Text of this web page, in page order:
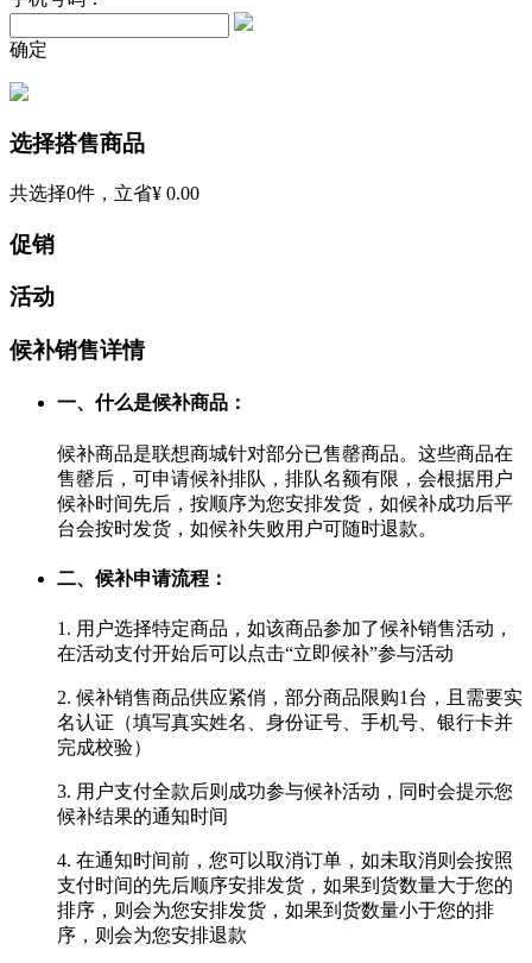
确定
选择搭售商品
共选择0件，立省¥ 0.00
促销
活动
候补销售详情
一、什么是候补商品：
候补商品是联想商城针对部分已售罄商品。这些商品在
售罄后，可申请候补排队，排队名额有限，会根据用户
候补时间先后，按顺序为您安排发货，如候补成功后平
台会按时发货，如候补失败用户可随时退款。
二、候补申请流程：
1. 用户选择特定商品，如该商品参加了候补销售活动，
在活动支付开始后可以点击“立即候补”参与活动
2. 候补销售商品供应紧俏，部分商品限购1台，且需要实
名认证（填写真实姓名、身份证号、手机号、银行卡并
完成校验）
3. 用户支付全款后则成功参与候补活动，同时会提示您
候补结果的通知时间
4. 在通知时间前，您可以取消订单，如未取消则会按照
支付时间的先后顺序安排发货，如果到货数量大于您的
排序，则会为您安排发货，如果到货数量小于您的排
序，则会为您安排退款